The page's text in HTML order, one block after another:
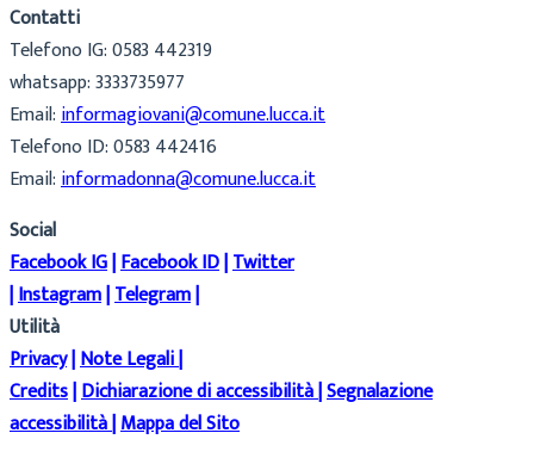
Contatti
Telefono IG: 0583 442319
whatsapp: 3333735977
Email:informagiovani@comune.lucca.it
Telefono ID: 0583 442416
Email:informadonna@comune.lucca.it
Social
Facebook IG|Facebook ID|Twitter
|Instagram|Telegram|
Utilità
Privacy|Note Legali|
Credits|Dichiarazione di accessibilità|Segnalazione
accessibilità|Mappa del Sito